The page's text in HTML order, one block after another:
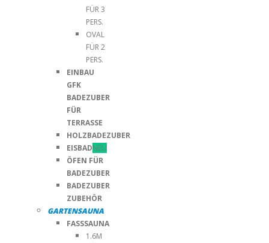
FÜR 3
PERS.
OVAL
FÜR 2
PERS.
EINBAU
GFK
BADEZUBER
FÜR
TERRASSE
HOLZBADEZUBER
EISBADNEU
ÖFEN FÜR
BADEZUBER
BADEZUBER
ZUBEHÖR
GARTENSAUNA
FASSSAUNA
1.6M